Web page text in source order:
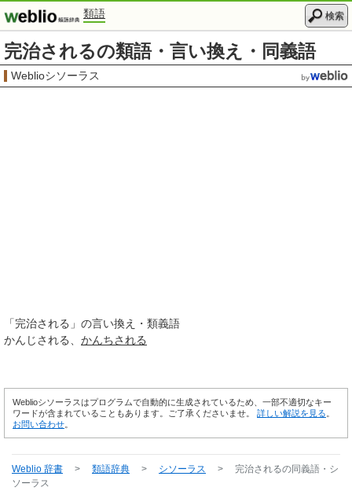
類語 検索
完治されるの類語・言い換え・同義語
Weblioシソーラス
「完治される 」の言い換え・類義語
かんじされる
かんちされる
Weblioシソーラスはプログラムで自動的に生成されているため、一部不適切なキー
ワードが含まれていることもあります。ご了承くださいませ。 詳しい解説を見る
お問い合わせ
Weblio 辞書 > 類語辞典 > シソーラス > 完治されるの同義語・シ
ソーラス